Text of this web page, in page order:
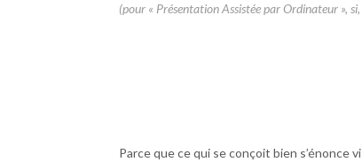
(pour « Présentation Assistée par Ordinateur »,
Parce que ce qui se conçoit bien s’énonce